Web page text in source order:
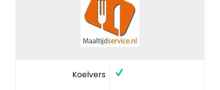
Koelvers